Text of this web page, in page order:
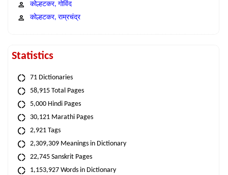
कोल्हटकर, गोविंद
कोल्हटकर, राम्रचंद्र
Statistics
71 Dictionaries
58,915 Total Pages
5,000 Hindi Pages
30,121 Marathi Pages
2,921 Tags
2,309,309 Meanings in Dictionary
22,745 Sanskrit Pages
1,153,927 Words in Dictionary